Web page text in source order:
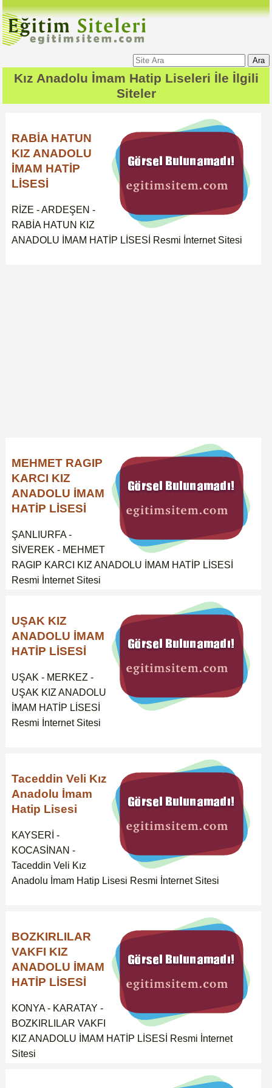
Ara
Kız Anadolu İmam Hatip Liseleri İle İlgili
Siteler
RABİA HATUN
KIZ ANADOLU
İMAM HATİP
LİSESİ
RİZE - ARDEŞEN -
RABİA HATUN KIZ
ANADOLU İMAM HATİP LİSESİ Resmi İnternet Sitesi
MEHMET RAGIP
KARCI KIZ
ANADOLU İMAM
HATİP LİSESİ
ŞANLIURFA -
SİVEREK - MEHMET
RAGIP KARCI KIZ ANADOLU İMAM HATİP LİSESİ
Resmi İnternet Sitesi
UŞAK KIZ
ANADOLU İMAM
HATİP LİSESİ
UŞAK - MERKEZ -
UŞAK KIZ ANADOLU
İMAM HATİP LİSESİ
Resmi İnternet Sitesi
Taceddin Veli Kız
Anadolu İmam
Hatip Lisesi
KAYSERİ -
KOCASİNAN -
Taceddin Veli Kız
Anadolu İmam Hatip Lisesi Resmi İnternet Sitesi
BOZKIRLILAR
VAKFI KIZ
ANADOLU İMAM
HATİP LİSESİ
KONYA - KARATAY -
BOZKIRLILAR VAKFI
KIZ ANADOLU İMAM HATİP LİSESİ Resmi İnternet
Sitesi